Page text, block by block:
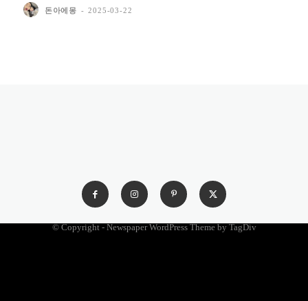
돈아에몽 - 2025-03-22
© Copyright - Newspaper WordPress Theme by TagDiv